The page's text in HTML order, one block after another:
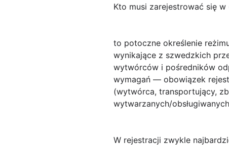
Kto musi zarejestrować się
to potoczne określenie
wynikające z szwedzkich
wytwórców i pośredników
wymagań — obowiązek
(wytwórca, transportujący,
wytwarzanych/
W rejestracji zwykle